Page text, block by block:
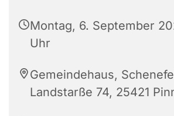
Montag, 6. September
Uhr
Gemeindehaus,
Landstarße 74, 25421